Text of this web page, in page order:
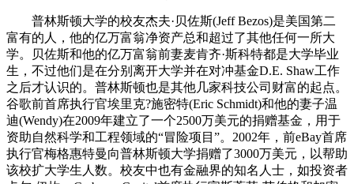
普林斯顿大学的校友杰夫·贝佐斯(Jeff Bezos)是美国第二
富有的人，他的亿万富翁净资产总和超过了其他任何一所大
学。贝佐斯和他的亿万富翁前妻麦肯齐·斯科特都是大学毕业
生，不过他们是在分别离开大学并在对冲基金D.E. Shaw工作
之后才认识的。普林斯顿也是其他几家科技公司财富的起点。
谷歌前首席执行官埃里克?施密特(Eric Schmidt)和他的妻子温
迪(Wendy)在2009年建立了一个2500万美元的捐赠基金，用于
资助自然科学和工程领域的“冒险项目”。2002年，前eBay首席
执行官梅格惠特曼向普林斯顿大学捐赠了3000万美元，以帮助
该校扩大学生人数。校友中也有金融界的知名人士，如投资者